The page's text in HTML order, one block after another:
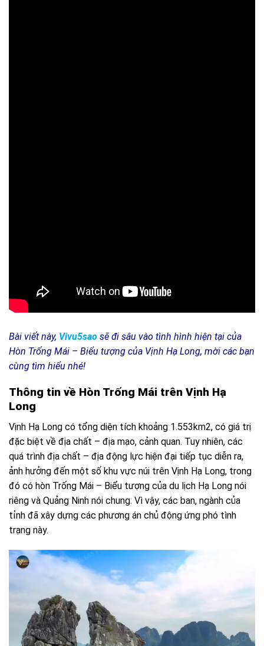
Bài viết này, Vivu5sao sẽ đi sâu vào tình hình hiện tại của
Hòn Trống Mái – Biểu tượng của Vịnh Hạ Long, mời các bạn
cùng tìm hiểu nhé!
Thông tin về Hòn Trống Mái trên Vịnh Hạ
Long
Vịnh Hạ Long có tổng diện tích khoảng 1.553km2, có giá trị
đặc biệt về địa chất – địa mạo, cảnh quan. Tuy nhiên, các
quá trình địa chất – địa động lực hiện đại tiếp tục diễn ra,
ảnh hưởng đến một số khu vực núi trên Vịnh Hạ Long, trong
đó có hòn Trống Mái – Biểu tượng của du lịch Hạ Long nói
riêng và Quảng Ninh nói chung. Vì vậy, các ban, ngành của
tỉnh đã xây dựng các phương án chủ động ứng phó tình
trạng này.